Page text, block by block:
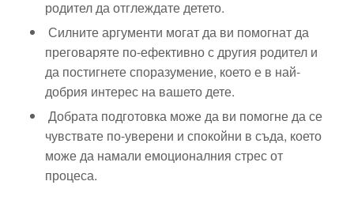
родител да отглеждате детето.
Силните аргументи могат да ви помогнат да
преговаряте по-ефективно с другия родител и
да постигнете споразумение, което е в най-
добрия интерес на вашето дете.
Добрата подготовка може да ви помогне да се
чувствате по-уверени и спокойни в съда, което
може да намали емоционалния стрес от
процеса.